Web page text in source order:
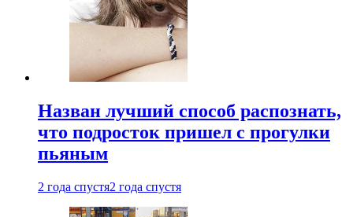
Назван лучший способ распознать,
что подросток пришел с прогулки
пьяным
2 года спустя2 года спустя